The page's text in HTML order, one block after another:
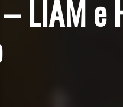
LIAM e